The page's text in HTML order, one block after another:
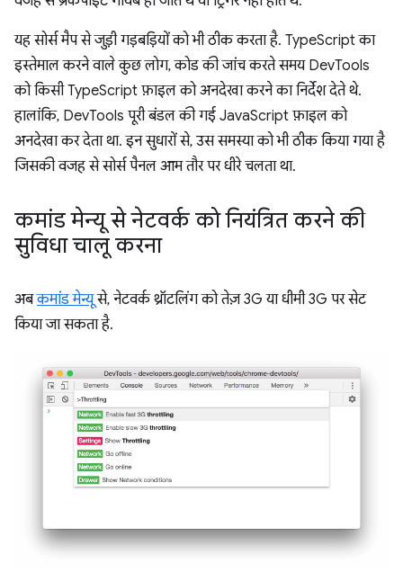
यह सोर्स मैप से जुड़ी गड़बड़ियों को भी ठीक करता है. TypeScript का
इस्तेमाल करने वाले कुछ लोग, कोड की जांच करते समय DevTools
को किसी TypeScript फ़ाइल को अनदेखा करने का निर्देश देते थे.
हालांकि, DevTools पूरी बंडल की गई JavaScript फ़ाइल को
अनदेखा कर देता था. इन सुधारों से, उस समस्या को भी ठीक किया गया है
जिसकी वजह से सोर्स पैनल आम तौर पर धीरे चलता था.
कमांड मेन्यू से नेटवर्क को नियंत्रित करने की
सुविधा चालू करना
अबकमांड मेन्यूसे, नेटवर्क थ्रॉटलिंग को तेज़ 3G या धीमी 3G पर सेट
किया जा सकता है.